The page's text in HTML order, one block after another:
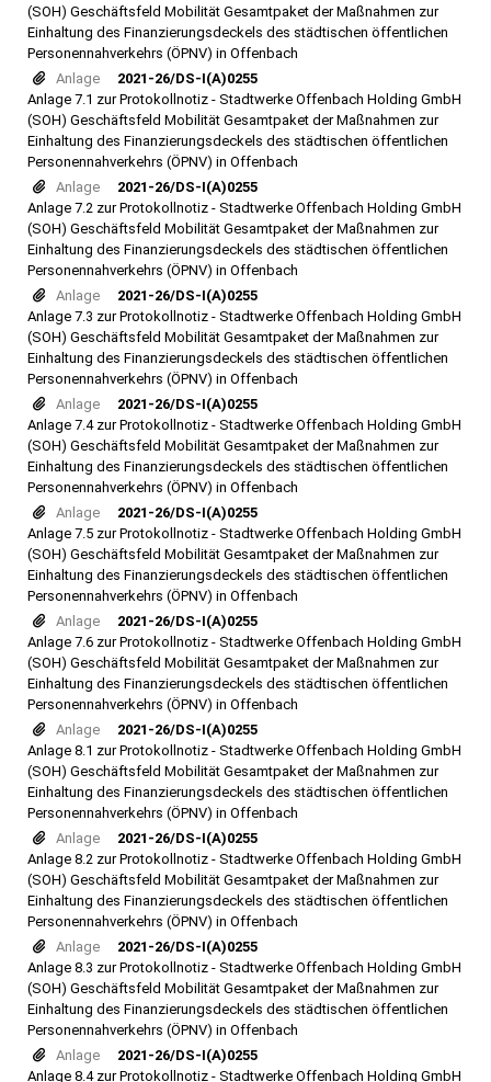
(SOH) Geschäftsfeld Mobilität Gesamtpaket der Maßnahmen zur
Einhaltung des Finanzierungsdeckels des städtischen öffentlichen
Personennahverkehrs (ÖPNV) in Offenbach
Anlage
2021-26/DS-I(A)0255
Anlage 7.1 zur Protokollnotiz - Stadtwerke Offenbach Holding GmbH
(SOH) Geschäftsfeld Mobilität Gesamtpaket der Maßnahmen zur
Einhaltung des Finanzierungsdeckels des städtischen öffentlichen
Personennahverkehrs (ÖPNV) in Offenbach
Anlage
2021-26/DS-I(A)0255
Anlage 7.2 zur Protokollnotiz - Stadtwerke Offenbach Holding GmbH
(SOH) Geschäftsfeld Mobilität Gesamtpaket der Maßnahmen zur
Einhaltung des Finanzierungsdeckels des städtischen öffentlichen
Personennahverkehrs (ÖPNV) in Offenbach
Anlage
2021-26/DS-I(A)0255
Anlage 7.3 zur Protokollnotiz - Stadtwerke Offenbach Holding GmbH
(SOH) Geschäftsfeld Mobilität Gesamtpaket der Maßnahmen zur
Einhaltung des Finanzierungsdeckels des städtischen öffentlichen
Personennahverkehrs (ÖPNV) in Offenbach
Anlage
2021-26/DS-I(A)0255
Anlage 7.4 zur Protokollnotiz - Stadtwerke Offenbach Holding GmbH
(SOH) Geschäftsfeld Mobilität Gesamtpaket der Maßnahmen zur
Einhaltung des Finanzierungsdeckels des städtischen öffentlichen
Personennahverkehrs (ÖPNV) in Offenbach
Anlage
2021-26/DS-I(A)0255
Anlage 7.5 zur Protokollnotiz - Stadtwerke Offenbach Holding GmbH
(SOH) Geschäftsfeld Mobilität Gesamtpaket der Maßnahmen zur
Einhaltung des Finanzierungsdeckels des städtischen öffentlichen
Personennahverkehrs (ÖPNV) in Offenbach
Anlage
2021-26/DS-I(A)0255
Anlage 7.6 zur Protokollnotiz - Stadtwerke Offenbach Holding GmbH
(SOH) Geschäftsfeld Mobilität Gesamtpaket der Maßnahmen zur
Einhaltung des Finanzierungsdeckels des städtischen öffentlichen
Personennahverkehrs (ÖPNV) in Offenbach
Anlage
2021-26/DS-I(A)0255
Anlage 8.1 zur Protokollnotiz - Stadtwerke Offenbach Holding GmbH
(SOH) Geschäftsfeld Mobilität Gesamtpaket der Maßnahmen zur
Einhaltung des Finanzierungsdeckels des städtischen öffentlichen
Personennahverkehrs (ÖPNV) in Offenbach
Anlage
2021-26/DS-I(A)0255
Anlage 8.2 zur Protokollnotiz - Stadtwerke Offenbach Holding GmbH
(SOH) Geschäftsfeld Mobilität Gesamtpaket der Maßnahmen zur
Einhaltung des Finanzierungsdeckels des städtischen öffentlichen
Personennahverkehrs (ÖPNV) in Offenbach
Anlage
2021-26/DS-I(A)0255
Anlage 8.3 zur Protokollnotiz - Stadtwerke Offenbach Holding GmbH
(SOH) Geschäftsfeld Mobilität Gesamtpaket der Maßnahmen zur
Einhaltung des Finanzierungsdeckels des städtischen öffentlichen
Personennahverkehrs (ÖPNV) in Offenbach
Anlage
2021-26/DS-I(A)0255
Anlage 8.4 zur Protokollnotiz - Stadtwerke Offenbach Holding GmbH